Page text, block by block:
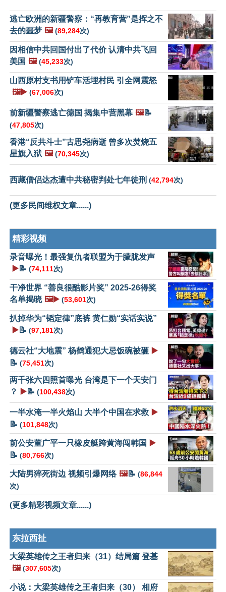
逃亡欧洲的新疆警察：“再教育营”是挥之不
去的噩梦 🖼️ (89,284次)
因相信中共回国付出了代价 认清中共飞回
美国 🖼️ (45,233次)
山西原村支书用铲车活埋村民 引全网震怒
🖼️▶️ (67,006次)
前新疆警察逃亡德国 揭集中营黑幕 🖼️📝
(47,805次)
香港“反共斗士”古思尧病逝 曾多次焚烧五
星旗入狱 🖼️ (70,345次)
西藏僧侣达杰遭中共秘密判处七年徒刑 (42,794次)
(更多民间维权文章......)
精彩视频
录音曝光！最强复仇者联盟为于朦胧发声
▶️📝 (74,111次)
干净世界 “善良很酷影片奖” 2025-26得奖
名单揭晓 🖼️▶️ (53,601次)
扒掉华为“韬定律”底裤 黄仁勋“实话实说”
▶️📝 (97,181次)
德云社“大地震” 杨鹤通犯大忌饭碗被砸 ▶️
📝 (75,451次)
两千张六四照首曝光 台湾是下一个天安门
？
▶️📝 (100,438次)
一半水淹一半火焰山 大半个中国在求救 ▶️
📝 (101,848次)
前公安董广平一只橡皮艇跨黄海闯韩国 ▶️
📝 (80,766次)
大陆男猝死街边 视频引爆网络 🖼️📝 (86,844
次)
(更多精彩视频文章......)
东拉西扯
大梁英雄传之王者归来（31）结局篇 登基
🖼️ (307,605次)
小说：大梁英雄传之王者归来（30） 相府